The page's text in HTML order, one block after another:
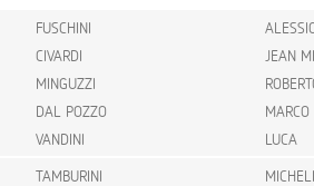
FUSCHINI
CIVARDI
JEAN
MINGUZZI
DAL POZZO
MARCO
VANDINI
LUCA
TAMBURINI